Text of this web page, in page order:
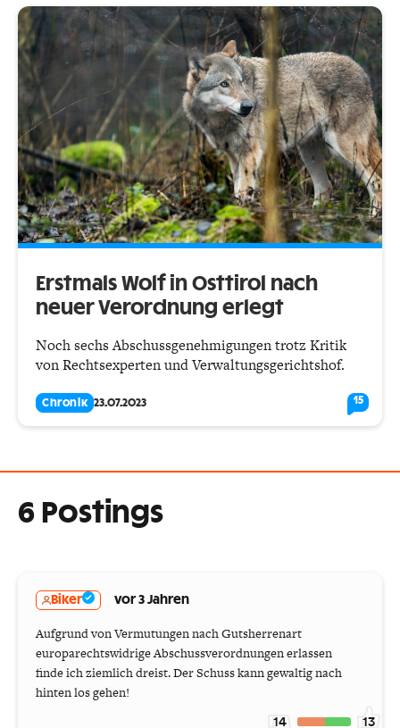
Erstmals Wolf in Osttirol nach
neuer Verordnung erlegt
Noch sechs Abschussgenehmigungen trotz Kritik
von Rechtsexperten und Verwaltungsgerichtshof.
Chronik 23.07.2023 15
6 Postings
Biker vor 3 Jahren
Aufgrund von Vermutungen nach Gutsherrenart
europarechtswidrige Abschussverordnungen erlassen
finde ich ziemlich dreist. Der Schuss kann gewaltig nach
hinten los gehen!
14 13